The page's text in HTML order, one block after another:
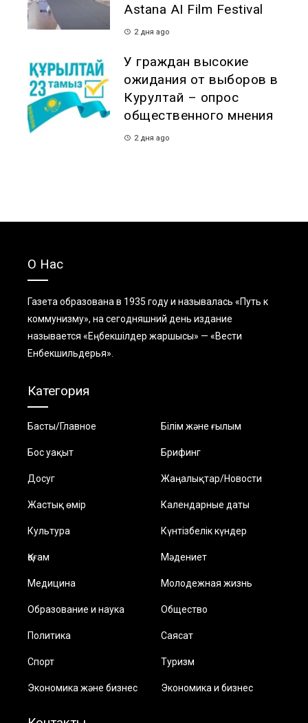
Astana AI Film Festival
2 дня ago
У граждан высокие
ожидания от выборов в
Курултай – опрос
общественного мнения
2 дня ago
О Нас
Газета образована в 1935 году и называлась «Путь к
коммунизму», на сегодняшний день издание
называется «Еңбекшiлдер жаршысы» — «Вести
Енбекшильдерья».
Категория
Басты/Главное Білім және ғылым
Бос уақыт Брифинг
Досуг Жаңалықтар/Новости
Жастық өмір Календарные даты
Культура Күнтізбелік күндер
Қоғам Мәдениет
Медицина Молодежная жизнь
Образование и наука Общество
Политика Саясат
Спорт Туризм
Экономика және бизнес Экономика и бизнес